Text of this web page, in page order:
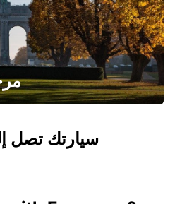
سيارتك تصل